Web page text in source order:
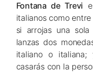
Fontana de Trevi
italianos como
si arrojas una
lanzas dos
italiano o
casarás con la